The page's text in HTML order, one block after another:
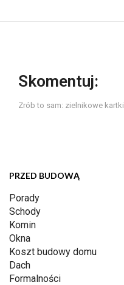
Skomentuj:
Zrób to sam: zielnikowe kartki
PRZED BUDOWĄ
Porady
Schody
Komin
Okna
Koszt budowy domu
Dach
Formalności